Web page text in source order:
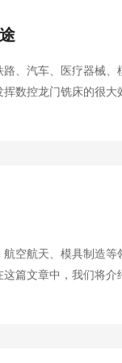
、汽车、医疗器械、
数控龙门铣床的很大
空航天、模具制造等
篇文章中，我们将介